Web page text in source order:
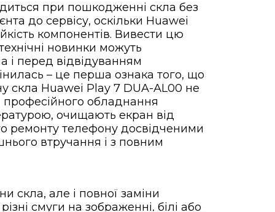
при пошкодженні скла без
до сервісу, оскільки Huawei
компонентів. Вивести цю
новинки можуть
і перед відвідуванням
– це перша ознака того, що
скла Huawei Play 7 DUA-AL00 не
професійного обладнання
очищають екран від
ремонту телефону досвідченими
втручання і з повним
скла, але і повної заміни
смуги на зображенні, білі або